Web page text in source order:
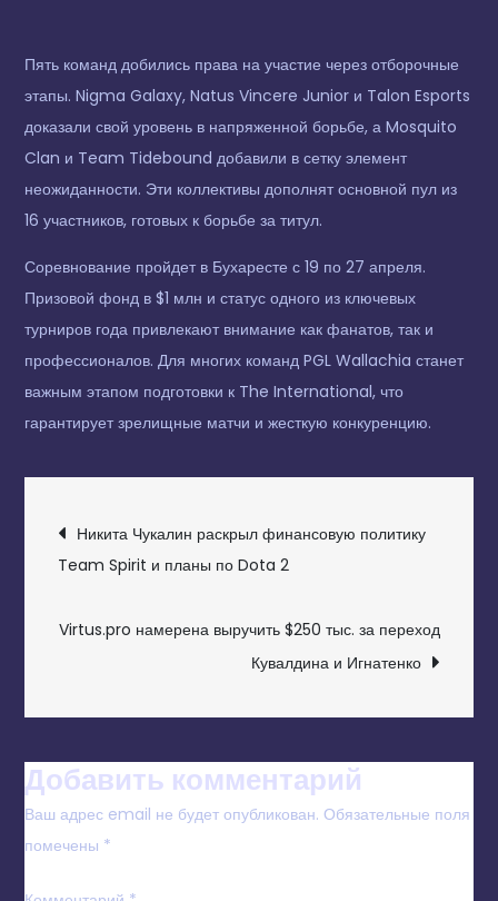
Пять команд добились права на участие через отборочные
этапы. Nigma Galaxy, Natus Vincere Junior и Talon Esports
доказали свой уровень в напряженной борьбе, а Mosquito
Clan и Team Tidebound добавили в сетку элемент
неожиданности. Эти коллективы дополнят основной пул из
16 участников, готовых к борьбе за титул.
Соревнование пройдет в Бухаресте с 19 по 27 апреля.
Призовой фонд в $1 млн и статус одного из ключевых
турниров года привлекают внимание как фанатов, так и
профессионалов. Для многих команд PGL Wallachia станет
важным этапом подготовки к The International, что
гарантирует зрелищные матчи и жесткую конкуренцию.
НАВИГАЦИЯ
ПО
ЗАПИСЯМ
Никита Чукалин раскрыл финансовую политику
Team Spirit и планы по Dota 2
Virtus.pro намерена выручить $250 тыс. за переход
Кувалдина и Игнатенко
Добавить комментарий
Ваш адрес email не будет опубликован. Обязательные поля
помечены *